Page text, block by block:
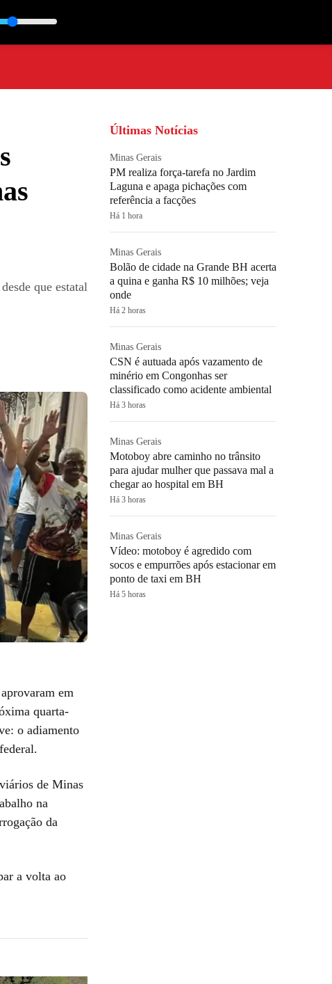
que estatal
em
quarta-
o adiamento
de Minas
na
da
a volta ao
Últimas Notícias
Minas Gerais
PM realiza força-tarefa no Jardim
Laguna e apaga pichações com
referência a facções
Há 1 hora
Minas Gerais
Bolão de cidade na Grande BH acerta
a quina e ganha R$ 10 milhões; veja
onde
Há 2 horas
Minas Gerais
CSN é autuada após vazamento de
minério em Congonhas ser
classificado como acidente ambiental
Há 3 horas
Minas Gerais
Motoboy abre caminho no trânsito
para ajudar mulher que passava mal a
chegar ao hospital em BH
Há 3 horas
Minas Gerais
Vídeo: motoboy é agredido com
socos e empurrões após estacionar em
ponto de taxi em BH
Há 5 horas